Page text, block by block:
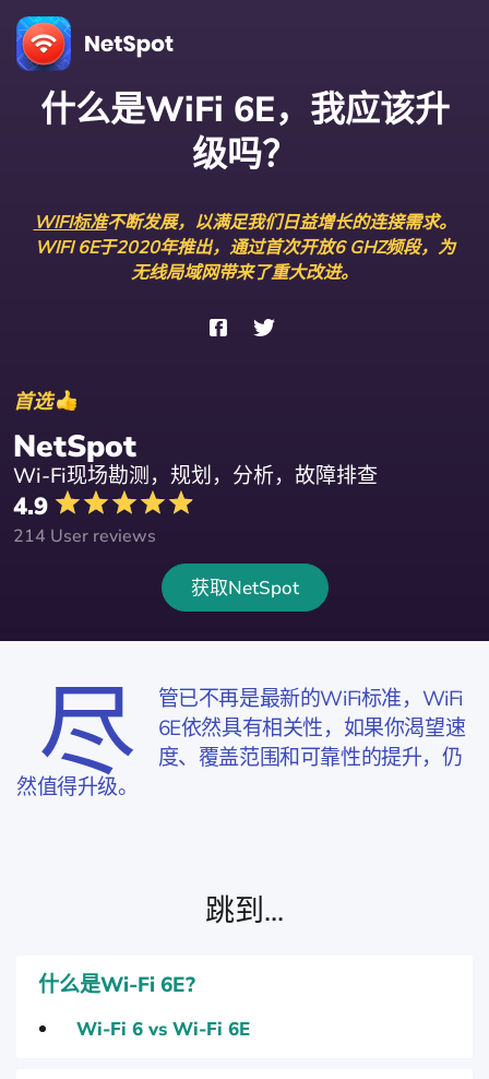
什么是WiFi 6E，我应该升
级吗？
WIFI标准不断发展，以满足我们日益增长的连接需求。
WIFI 6E于2020年推出，通过首次开放6 GHZ频段，为
无线局域网带来了重大改进。
首选
NetSpot
Wi-Fi现场勘测，规划，分析，故障排查
4.9
214 User reviews
获取NetSpot
尽
管已不再是最新的WiFi标准，WiFi
6E依然具有相关性，如果你渴望速
度、覆盖范围和可靠性的提升，仍
然值得升级。
跳到...
什么是Wi-Fi 6E?
Wi-Fi 6 vs Wi-Fi 6E